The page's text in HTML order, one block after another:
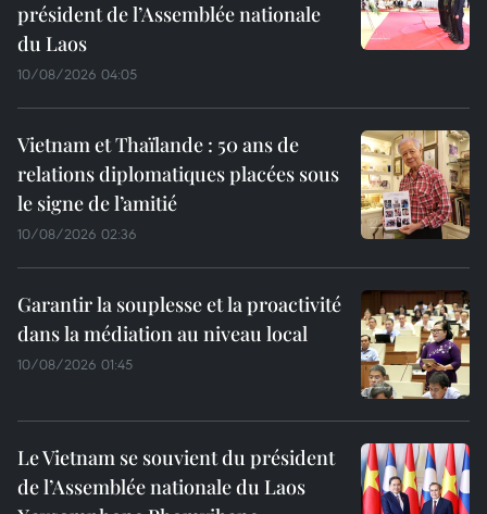
président de l’Assemblée nationale
du Laos
10/08/2026 04:05
Vietnam et Thaïlande : 50 ans de
relations diplomatiques placées sous
le signe de l’amitié
10/08/2026 02:36
Garantir la souplesse et la proactivité
dans la médiation au niveau local
10/08/2026 01:45
Le Vietnam se souvient du président
de l’Assemblée nationale du Laos